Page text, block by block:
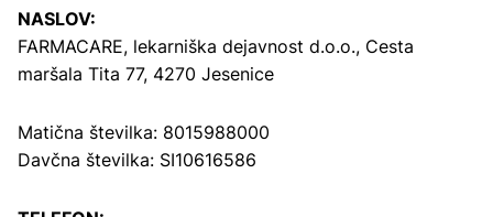
NASLOV:
FARMACARE, lekarniška dejavnost d.o.o., Cesta
maršala Tita 77, 4270 Jesenice
Matična številka: 8015988000
Davčna številka: SI10616586